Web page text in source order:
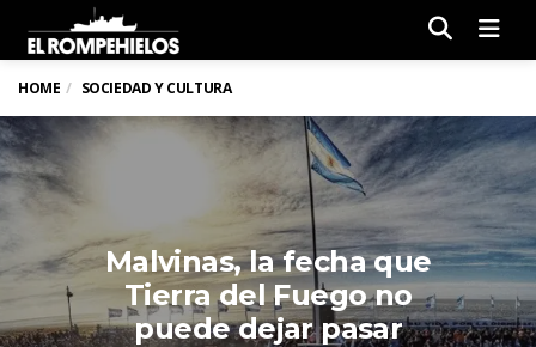
HOME SOCIEDAD Y CULTURA
Malvinas, la fecha que
Tierra del Fuego no
puede dejar pasar